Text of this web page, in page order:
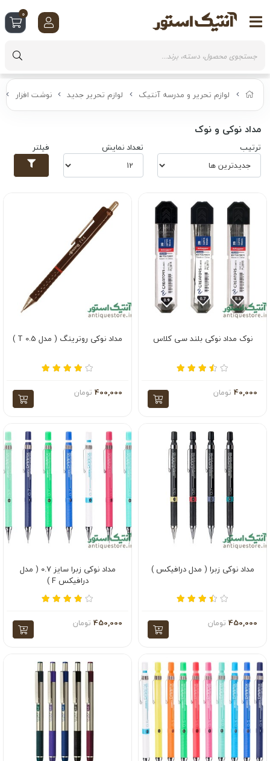
لوازم تحریر و مدرسه آنتیک لوازم تحریر جدید نوشت افزار
مداد نوکی و نوک
ترتیب تعداد نمایش فیلتر
نوک مداد نوکی بلند سی کلاس
40,000 تومان
مداد نوکی روترینگ ( مدل T 0.5 )
400,000 تومان
مداد نوکی زبرا ( مدل درافیکس )
450,000 تومان
مداد نوکی زبرا سایز 0.7 ( مدل
درافیکس F )
450,000 تومان
0